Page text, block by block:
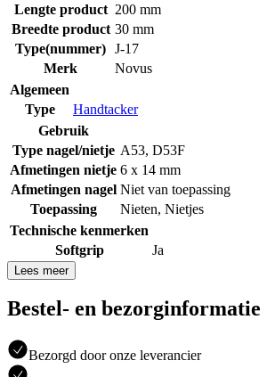
Lengte product 200 mm
Breedte product 30 mm
Type(nummer) J-17
Merk
Novus
Algemeen
Type
Handtacker
Gebruik
Type nagel/nietje A53, D53F
Afmetingen nietje 6 x 14 mm
Afmetingen nagel Niet van toepassing
Toepassing
Nieten, Nietjes
Technische kenmerken
Softgrip
Ja
Lees meer
Bestel- en bezorginformatie
Bezorgd door onze leverancier